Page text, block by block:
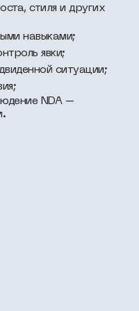
стиля и других
навыками;
явки;
ситуации;
NDA –